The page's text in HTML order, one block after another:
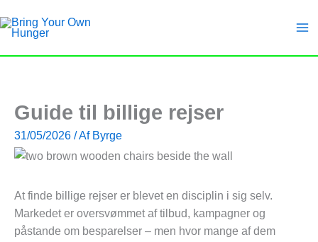
til
Guide til billige rejser
31/05/2026 / Af Byrge
At finde billige rejser er blevet en disciplin i sig selv.
Markedet er oversvømmet af tilbud, kampagner og
påstande om besparelser – men hvor mange af dem